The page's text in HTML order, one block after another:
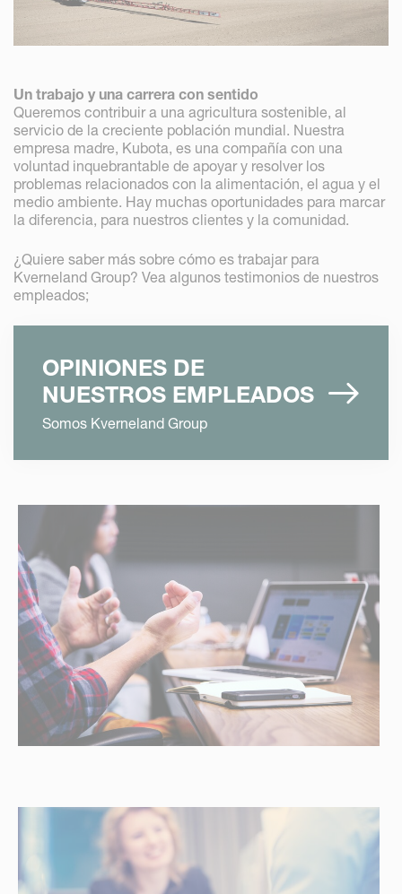
Un trabajo y una carrera con sentido
Queremos contribuir a una agricultura sostenible, al
servicio de la creciente población mundial. Nuestra
empresa madre, Kubota, es una compañía con una
voluntad inquebrantable de apoyar y resolver los
problemas relacionados con la alimentación, el agua y el
medio ambiente. Hay muchas oportunidades para marcar
la diferencia, para nuestros clientes y la comunidad.
¿Quiere saber más sobre cómo es trabajar para
Kverneland Group? Vea algunos testimonios de nuestros
empleados;
OPINIONES DE
NUESTROS EMPLEADOS
Somos Kverneland Group